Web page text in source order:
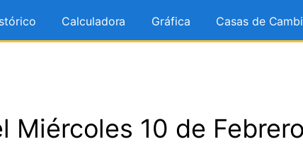
Calculadora Gráfica Casas de
Miércoles 10 de